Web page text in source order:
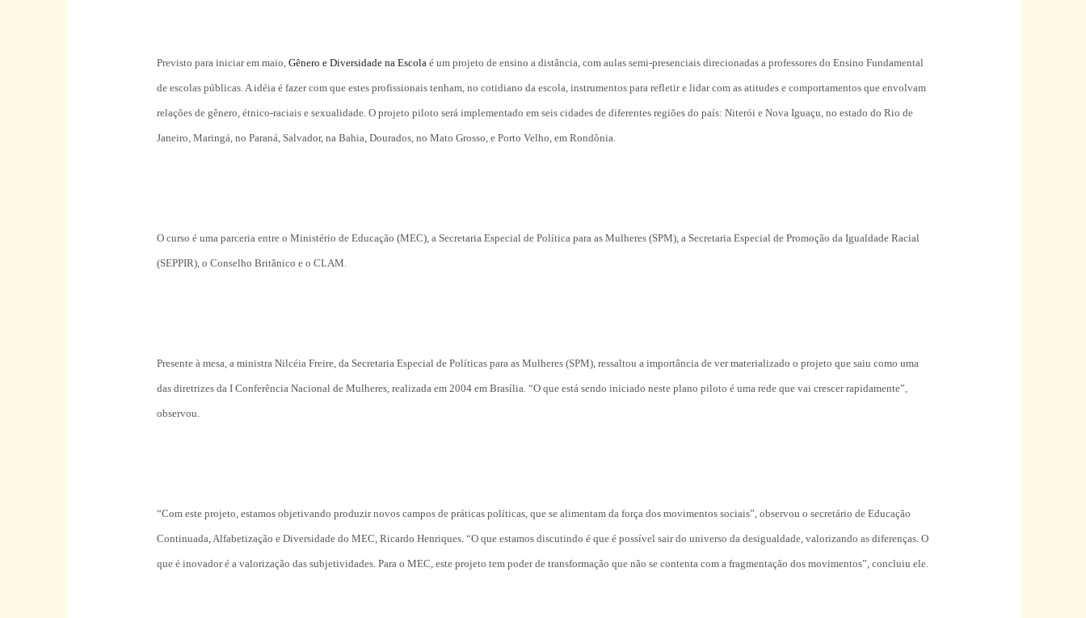
Previsto para iniciar em maio,Gênero e Diversidade na Escola é um projeto de ensino a distância, com aulas semi-presenciais direcionadas a professores do Ensino Fundamental
de escolas públicas. A idéia é fazer com que estes profissionais tenham, no cotidiano da escola, instrumentos para refletir e lidar com as atitudes e comportamentos que envolvam
relações de gênero, étnico-raciais e sexualidade. O projeto piloto será implementado em seis cidades de diferentes regiões do país: Niterói e Nova Iguaçu, no estado do Rio de
Janeiro, Maringá, no Paraná, Salvador, na Bahia, Dourados, no Mato Grosso, e Porto Velho, em Rondônia.
O curso é uma parceria entre o Ministério de Educação (MEC), a Secretaria Especial de Política para as Mulheres (SPM), a Secretaria Especial de Promoção da Igualdade Racial
(SEPPIR), o Conselho Britânico e o CLAM.
Presente à mesa, a ministra Nilcéia Freire, da Secretaria Especial de Políticas para as Mulheres (SPM), ressaltou a importância de ver materializado o projeto que saiu como uma
das diretrizes da I Conferência Nacional de Mulheres, realizada em 2004 em Brasília. “O que está sendo iniciado neste plano piloto é uma rede que vai crescer rapidamente”,
observou.
“Com este projeto, estamos objetivando produzir novos campos de práticas políticas, que se alimentam da força dos movimentos sociais”, observou o secretário de Educação
Continuada, Alfabetização e Diversidade do MEC, Ricardo Henriques. “O que estamos discutindo é que é possível sair do universo da desigualdade, valorizando as diferenças. O
que é inovador é a valorização das subjetividades. Para o MEC, este projeto tem poder de transformação que não se contenta com a fragmentação dos movimentos”, concluiu ele.